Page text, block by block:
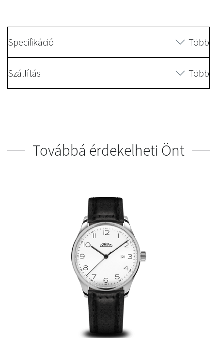
Specifikáció Több
Szállítás Több
Továbbá érdekelheti Önt